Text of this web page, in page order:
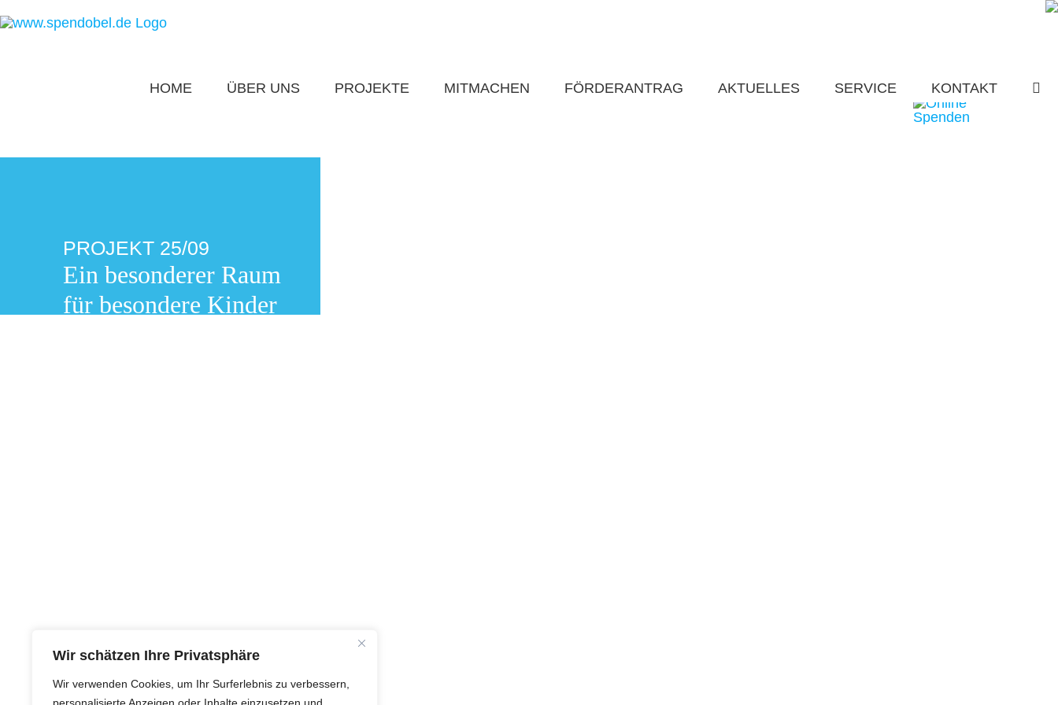
Wir schätzen Ihre Privatsphäre
Wir verwenden Cookies, um Ihr Surferlebnis zu verbessern,
Inhalt
HOME ÜBER UNS PROJEKTE MITMACHEN FÖRDERANTRAG AKTUELLES SERVICE KONTAKT
PROJEKT 25/09
Ein besonderer Raum
für besondere Kinder